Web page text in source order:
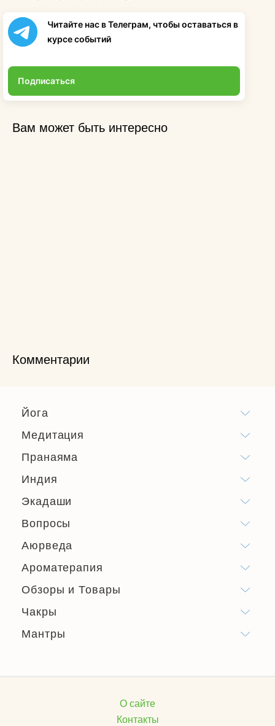
Читайте нас в Телеграм, чтобы оставаться в
курсе событий
Подписаться
Вам может быть интересно
Комментарии
Йога
Медитация
Пранаяма
Индия
Экадаши
Вопросы
Аюрведа
Ароматерапия
Обзоры и Товары
Чакры
Мантры
О сайте
Контакты